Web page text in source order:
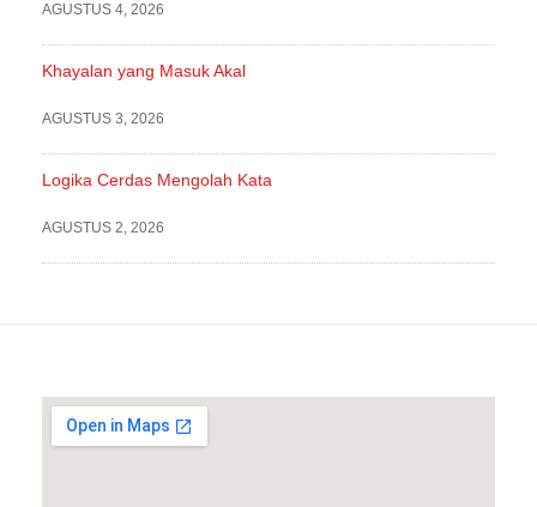
AGUSTUS 4, 2026
Khayalan yang Masuk Akal
AGUSTUS 3, 2026
Logika Cerdas Mengolah Kata
AGUSTUS 2, 2026